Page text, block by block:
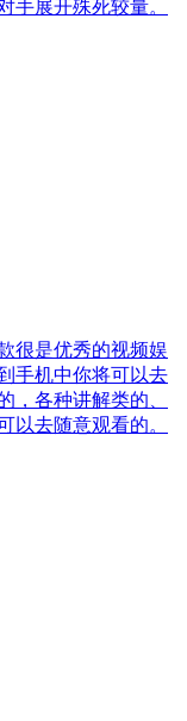
手展开殊死较量。
很是优秀的视频娱
手机中你将可以去
，各种讲解类的、
以去随意观看的。